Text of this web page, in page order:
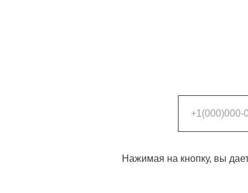
Нажимая на кнопку, вы